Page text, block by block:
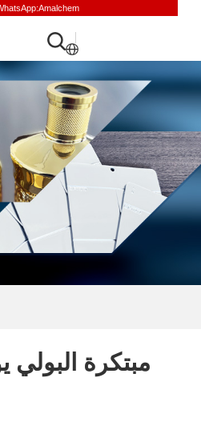
الروسية
الفرنسية
الإسبانية
العربية
التركية
مبتكرة البولي